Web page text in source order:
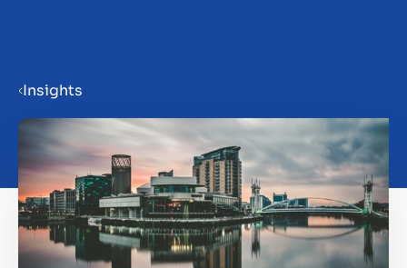
Bedrijf verkoopklaar maken
Bedrijf verkopen
Bedrijf kopen
Insights